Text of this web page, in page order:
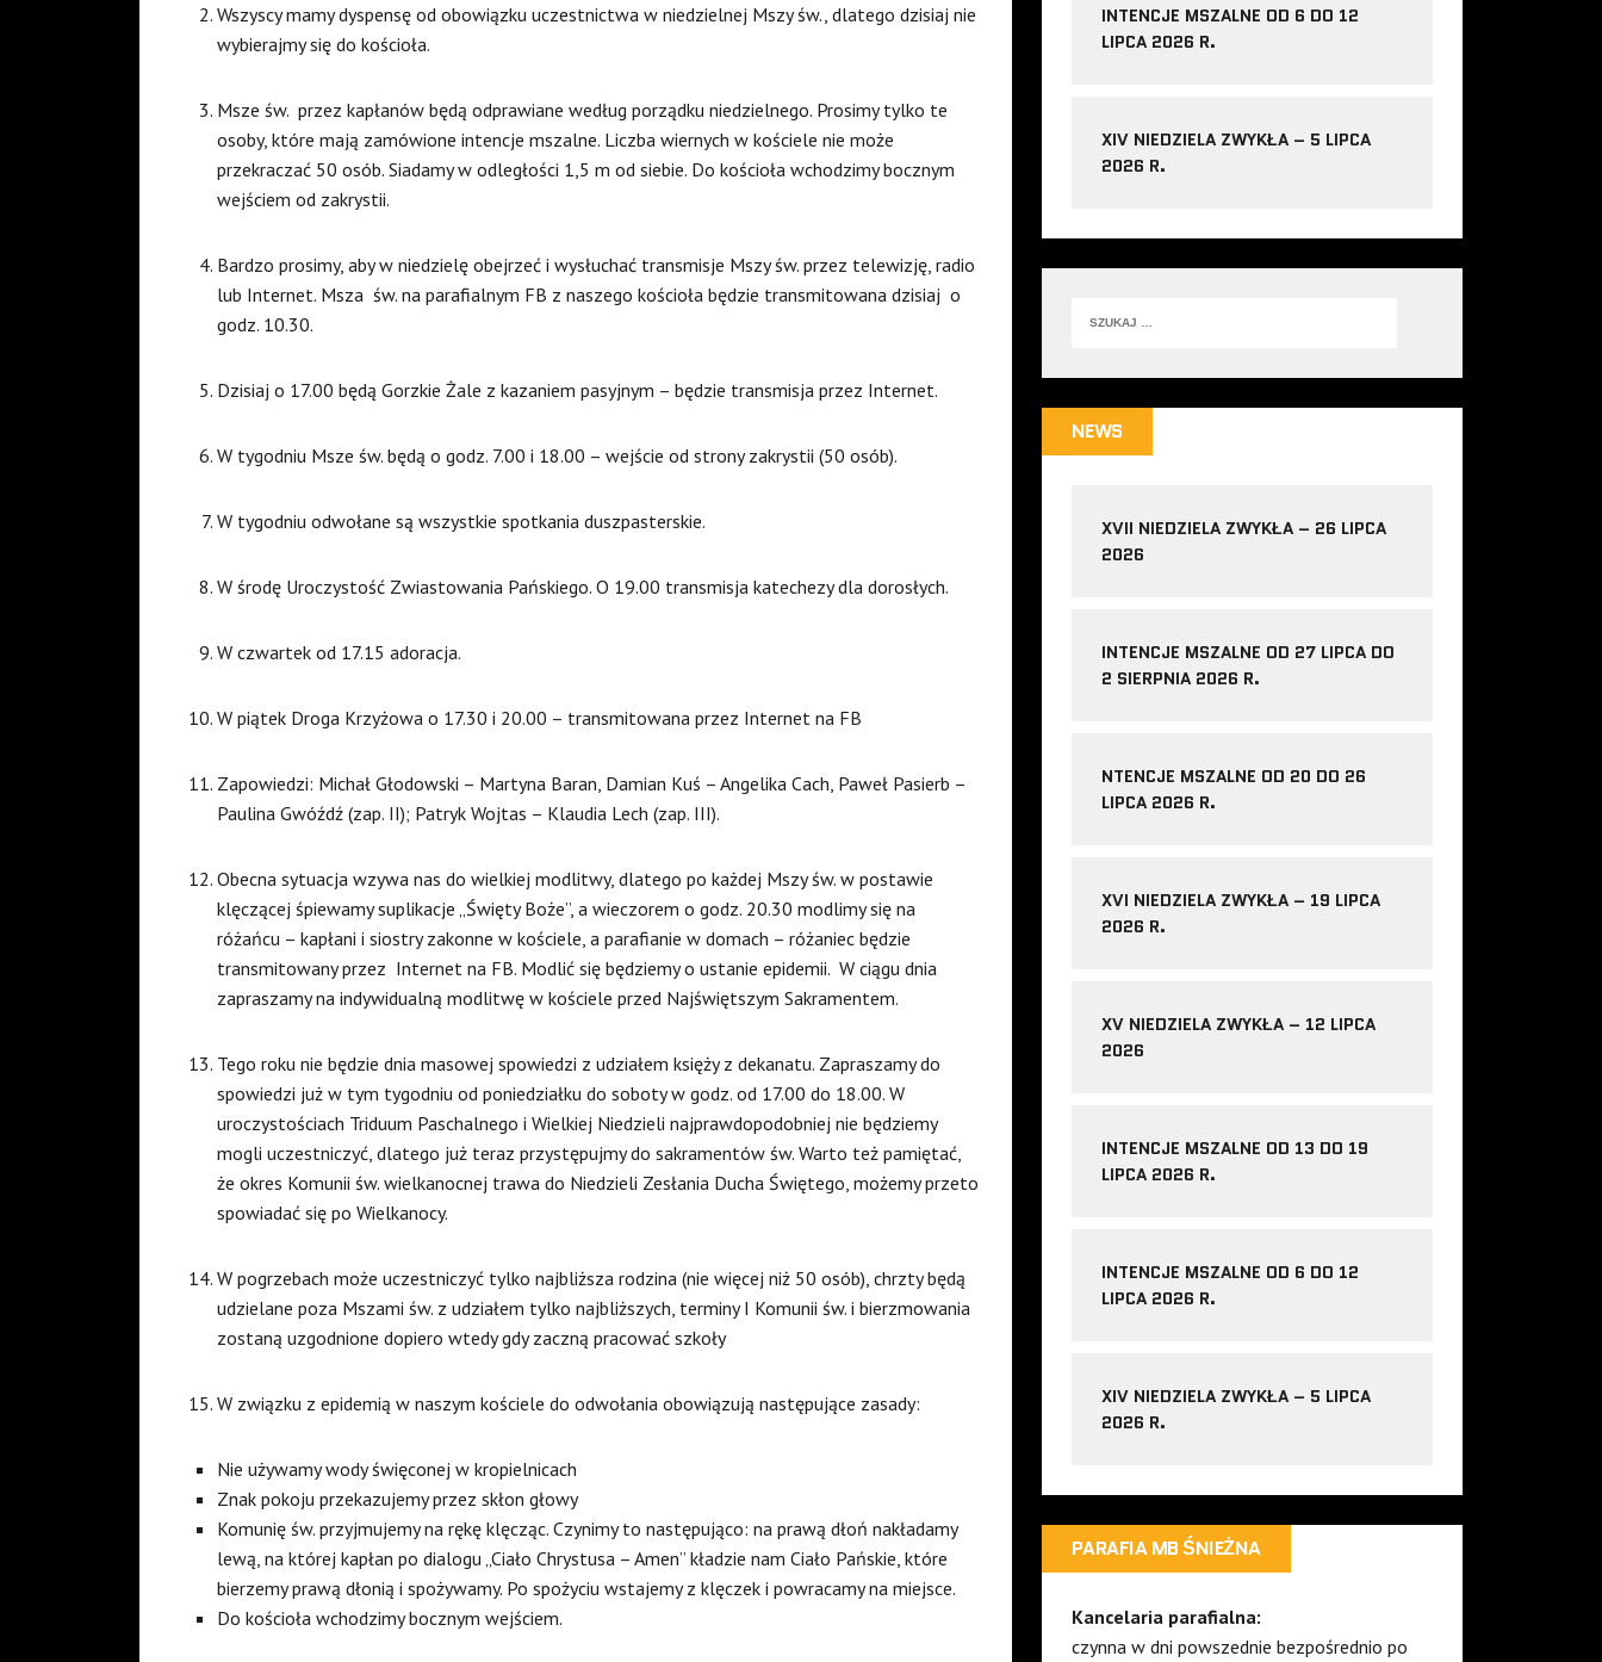
Wszyscy mamy dyspensę od obowiązku uczestnictwa w niedzielnej Mszy św., dlatego dzisiaj nie
wybierajmy się do kościoła.
Msze św. przez kapłanów będą odprawiane według porządku niedzielnego. Prosimy tylko te
osoby, które mają zamówione intencje mszalne. Liczba wiernych w kościele nie może
przekraczać 50 osób. Siadamy w odległości 1,5 m od siebie. Do kościoła wchodzimy bocznym
wejściem od zakrystii.
Bardzo prosimy, aby w niedzielę obejrzeć i wysłuchać transmisje Mszy św. przez telewizję, radio
lub Internet. Msza św. na parafialnym FB z naszego kościoła będzie transmitowana dzisiaj o
godz. 10.30.
Dzisiaj o 17.00 będą Gorzkie Żale z kazaniem pasyjnym – będzie transmisja przez Internet.
W tygodniu Msze św. będą o godz. 7.00 i 18.00 – wejście od strony zakrystii (50 osób).
W tygodniu odwołane są wszystkie spotkania duszpasterskie.
W środę Uroczystość Zwiastowania Pańskiego. O 19.00 transmisja katechezy dla dorosłych.
W czwartek od 17.15 adoracja.
W piątek Droga Krzyżowa o 17.30 i 20.00 – transmitowana przez Internet na FB
Zapowiedzi: Michał Głodowski – Martyna Baran, Damian Kuś – Angelika Cach, Paweł Pasierb –
Paulina Gwóźdź (zap. II); Patryk Wojtas – Klaudia Lech (zap. III).
Obecna sytuacja wzywa nas do wielkiej modlitwy, dlatego po każdej Mszy św. w postawie
klęczącej śpiewamy suplikacje „Święty Boże”, a wieczorem o godz. 20.30 modlimy się na
różańcu – kapłani i siostry zakonne w kościele, a parafianie w domach – różaniec będzie
transmitowany przez Internet na FB. Modlić się będziemy o ustanie epidemii. W ciągu dnia
zapraszamy na indywidualną modlitwę w kościele przed Najświętszym Sakramentem.
Tego roku nie będzie dnia masowej spowiedzi z udziałem księży z dekanatu. Zapraszamy do
spowiedzi już w tym tygodniu od poniedziałku do soboty w godz. od 17.00 do 18.00. W
uroczystościach Triduum Paschalnego i Wielkiej Niedzieli najprawdopodobniej nie będziemy
mogli uczestniczyć, dlatego już teraz przystępujmy do sakramentów św. Warto też pamiętać,
że okres Komunii św. wielkanocnej trawa do Niedzieli Zesłania Ducha Świętego, możemy przeto
spowiadać się po Wielkanocy.
W pogrzebach może uczestniczyć tylko najbliższa rodzina (nie więcej niż 50 osób), chrzty będą
udzielane poza Mszami św. z udziałem tylko najbliższych, terminy I Komunii św. i bierzmowania
zostaną uzgodnione dopiero wtedy gdy zaczną pracować szkoły
W związku z epidemią w naszym kościele do odwołania obowiązują następujące zasady:
Nie używamy wody święconej w kropielnicach
Znak pokoju przekazujemy przez skłon głowy
Komunię św. przyjmujemy na rękę klęcząc. Czynimy to następująco: na prawą dłoń nakładamy
lewą, na której kapłan po dialogu „Ciało Chrystusa – Amen” kładzie nam Ciało Pańskie, które
bierzemy prawą dłonią i spożywamy. Po spożyciu wstajemy z klęczek i powracamy na miejsce.
Do kościoła wchodzimy bocznym wejściem.
INTENCJE MSZALNE OD 6 DO 12
LIPCA 2026 R.
XIV NIEDZIELA ZWYKŁA – 5 LIPCA
2026 R.
NEWS
XVII NIEDZIELA ZWYKŁA – 26 LIPCA
2026
INTENCJE MSZALNE OD 27 LIPCA DO
2 SIERPNIA 2026 R.
NTENCJE MSZALNE OD 20 DO 26
LIPCA 2026 R.
XVI NIEDZIELA ZWYKŁA – 19 LIPCA
2026 R.
XV NIEDZIELA ZWYKŁA – 12 LIPCA
2026
INTENCJE MSZALNE OD 13 DO 19
LIPCA 2026 R.
INTENCJE MSZALNE OD 6 DO 12
LIPCA 2026 R.
XIV NIEDZIELA ZWYKŁA – 5 LIPCA
2026 R.
PARAFIA MB ŚNIEŻNA
Kancelaria parafialna:
czynna w dni powszednie bezpośrednio po